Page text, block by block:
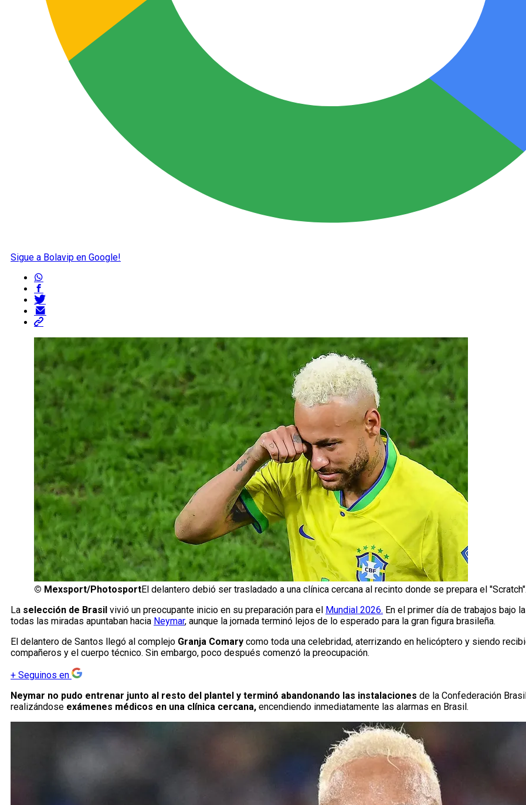
Sigue a Bolavip en Google!
© Mexsport/PhotosportEl delantero debió ser trasladado a una clínica cercana al recinto donde se prepara el "Scratch".
La selección de Brasil vivió un preocupante inicio en su preparación para el Mundial 2026. En el primer día de trabajos bajo
todas las miradas apuntaban hacia Neymar, aunque la jornada terminó lejos de lo esperado para la gran figura brasileña.
El delantero de Santos llegó al complejo Granja Comary como toda una celebridad, aterrizando en helicóptero y siendo
compañeros y el cuerpo técnico. Sin embargo, poco después comenzó la preocupación.
+ Seguinos en
Neymar no pudo entrenar junto al resto del plantel y terminó abandonando las instalaciones de la Confederación
realizándose exámenes médicos en una clínica cercana, encendiendo inmediatamente las alarmas en Brasil.